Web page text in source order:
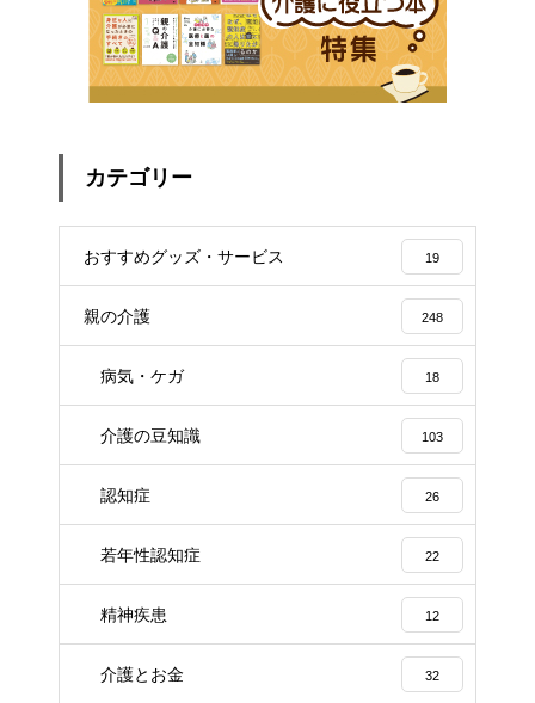
カテゴリー
おすすめグッズ・サービス 19
親の介護 248
病気・ケガ 18
介護の豆知識 103
認知症 26
若年性認知症 22
精神疾患 12
介護とお金 32